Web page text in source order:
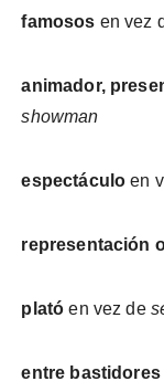
famosos en vez
animador,
showman
espectáculo en
representación
plató en vez de
entre